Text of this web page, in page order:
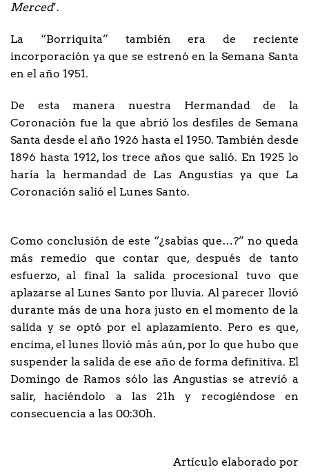
Merced’.
La “Borriquita” también era de reciente
incorporación ya que se estrenó en la Semana Santa
en el año 1951.
De esta manera nuestra Hermandad de la
Coronación fue la que abrió los desfiles de Semana
Santa desde el año 1926 hasta el 1950. También desde
1896 hasta 1912, los trece años que salió. En 1925 lo
haría la hermandad de Las Angustias ya que La
Coronación salió el Lunes Santo.
Como conclusión de este “¿sabías que…?” no queda
más remedio que contar que, después de tanto
esfuerzo, al final la salida procesional tuvo que
aplazarse al Lunes Santo por lluvia. Al parecer llovió
durante más de una hora justo en el momento de la
salida y se optó por el aplazamiento. Pero es que,
encima, el lunes llovió más aún, por lo que hubo que
suspender la salida de ese año de forma definitiva. El
Domingo de Ramos sólo las Angustias se atrevió a
salir, haciéndolo a las 21h y recogiéndose en
consecuencia a las 00:30h.
Artículo elaborado por